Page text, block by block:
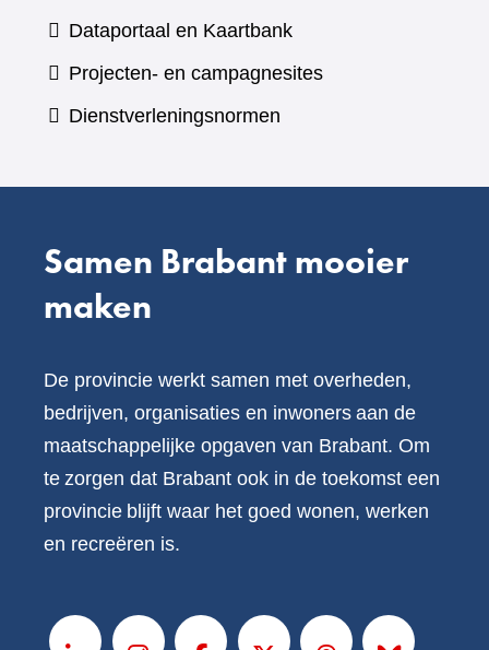
andere
website)
Dataportaal en Kaartbank(verwijst
naar
Projecten- en campagnesites
Dienstverleningsnormen
Samen Brabant mooier
maken
De provincie werkt samen met overheden,
bedrijven, organisaties en inwoners aan de
maatschappelijke opgaven van Brabant. Om
te zorgen dat Brabant ook in de toekomst een
provincie blijft waar het goed wonen, werken
en recreëren is.